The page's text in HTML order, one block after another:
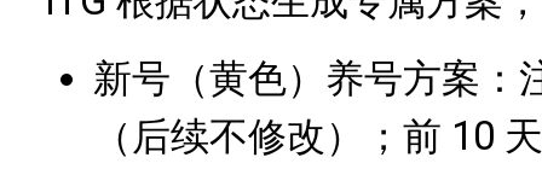
新号（黄色）养号方案：
（后续不修改）；前 10